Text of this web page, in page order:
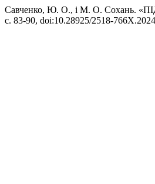
Савченко, Ю. О., і М. О.
с. 83-90, doi:10.28925/2518-